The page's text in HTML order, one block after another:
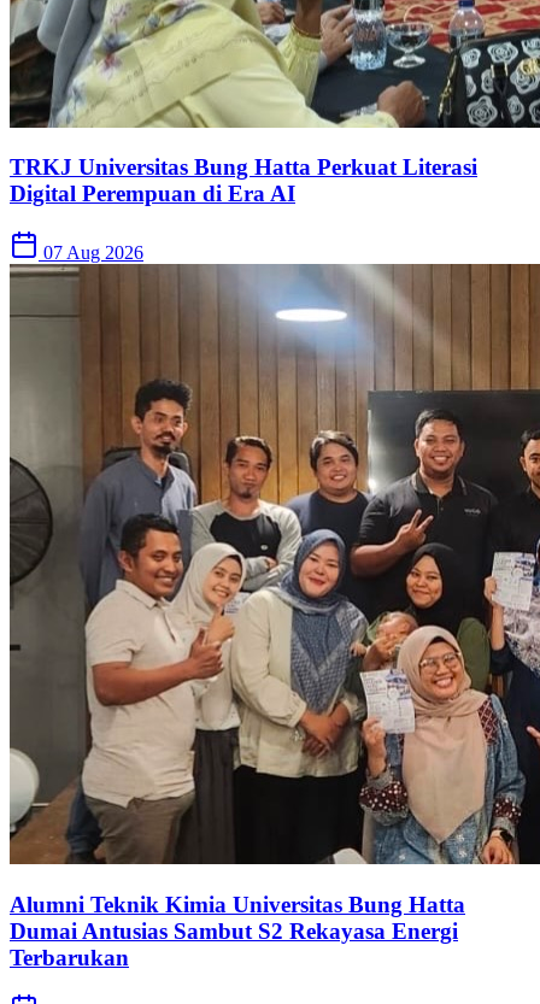
TRKJ Universitas Bung Hatta Perkuat Literasi
Digital Perempuan di Era AI
07 Aug 2026
Alumni Teknik Kimia Universitas Bung Hatta
Dumai Antusias Sambut S2 Rekayasa Energi
Terbarukan